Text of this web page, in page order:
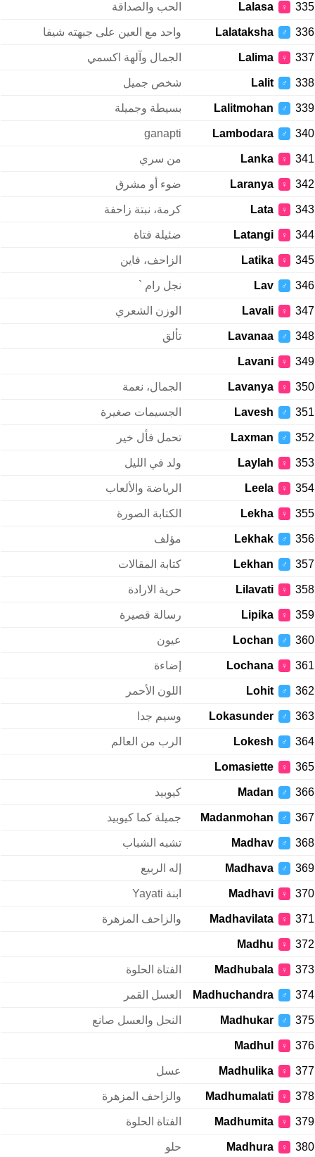
335
♀
Lalasa الحب والصداقة
336
♂
Lalataksha واحد مع العين على جبهته شيفا
337
♀
Lalima الجمال وآلهة اكسمي
338
♂
Lalit شخص جميل
339
♂
Lalitmohan بسيطة وجميلة
340
♂
Lambodara
ganapti
341
♀
Lanka من سري
342
♀
Laranya ضوء أو مشرق
343
♀
Lata كرمة، نبتة زاحفة
344
♀
Latangi ضئيلة فتاة
345
♀
Latika الزاحف، فاين
346
♂
Lav نجل رام `
347
♀
Lavali الوزن الشعري
348
♂
Lavanaa تألق
349
♀
Lavani
350
♀
Lavanya الجمال، نعمة
351
♂
Lavesh الجسيمات صغيرة
352
♂
Laxman تحمل فأل خير
353
♀
Laylah ولد في الليل
354
♀
Leela الرياضة والألعاب
355
♀
Lekha الكتابة الصورة
356
♂
Lekhak مؤلف
357
♂
Lekhan كتابة المقالات
358
♀
Lilavati حرية الارادة
359
♀
Lipika رسالة قصيرة
360
♂
Lochan عيون
361
♀
Lochana إضاءة
362
♂
Lohit اللون الأحمر
363
♂
Lokasunder وسيم جدا
364
♂
Lokesh الرب من العالم
365
♀
Lomasiette
366
♂
Madan كيوبيد
367
♂
Madanmohan جميلة كما كيوبيد
368
♂
Madhav تشبه الشباب
369
♂
Madhava إله الربيع
370
♀
Madhavi ابنة Yayati
371
♀
Madhavilata والزاحف المزهرة
372
♀
Madhu
373
♀
Madhubala الفتاة الحلوة
374
♂
Madhuchandra العسل القمر
375
♂
Madhukar النحل والعسل صانع
376
♀
Madhul
377
♀
Madhulika عسل
378
♀
Madhumalati والزاحف المزهرة
379
♀
Madhumita الفتاة الحلوة
380
♀
Madhura حلو